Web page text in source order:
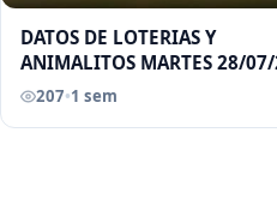
DATOS DE LOTERIAS Y
ANIMALITOS MARTES 28/07/
ELGRANDATERO JOSE EREU
207•1 sem